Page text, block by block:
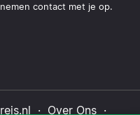
contact met je op.
· Over Ons·